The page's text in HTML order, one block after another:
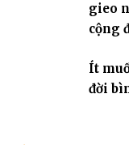
gieo
cộng
Ít
đời